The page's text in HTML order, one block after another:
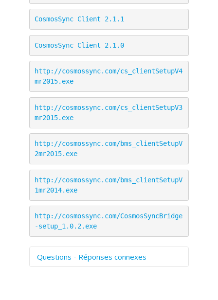
CosmosSync Client 2.1.1
CosmosSync Client 2.1.0
http://cosmossync.com/cs_clientSetupV4
mr2015.exe
http://cosmossync.com/cs_clientSetupV3
mr2015.exe
http://cosmossync.com/bms_clientSetupV
2mr2015.exe
http://cosmossync.com/bms_clientSetupV
1mr2014.exe
http://cosmossync.com/CosmosSyncBridge
-setup_1.0.2.exe
Questions - Réponses connexes